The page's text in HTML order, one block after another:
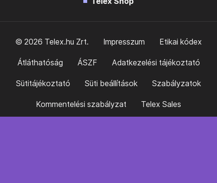
© 2026 Telex.hu Zrt. Impresszum Etikai kódex
Átláthatóság ÁSZF Adatkezelési tájékoztató
Sütitájékoztató Süti beállítások Szabályzatok
Kommentelési szabályzat Telex Sales